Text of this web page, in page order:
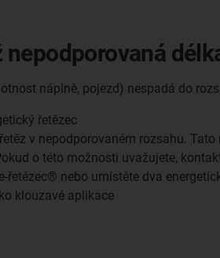
nepodporovaná
náplně, pojezd) nespadá do
řetězec
v nepodporovaném rozsahu.
o této možnosti uvažujete,
řetězec® nebo umístěte dva
klouzavé aplikace